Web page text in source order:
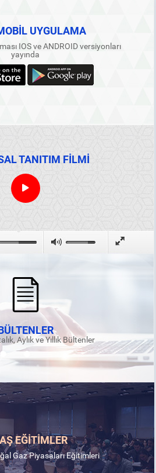
UYGULAMA
IOS ve ANDROID versiyonları
yayında
TANITIM FİLMİ
Aylık ve Yıllık Bültenler
EĞİTİMLER
Gaz Piyasaları Eğitimleri